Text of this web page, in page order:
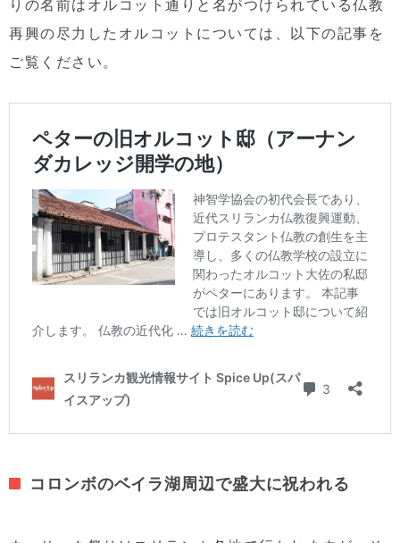
りの名前はオルコット通りと名がつけられている仏教
再興の尽力したオルコットについては、以下の記事を
ご覧ください。
コロンボのベイラ湖周辺で盛大に祝われる